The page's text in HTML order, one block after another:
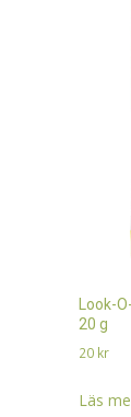
Look-
20 g
20 kr
Läs